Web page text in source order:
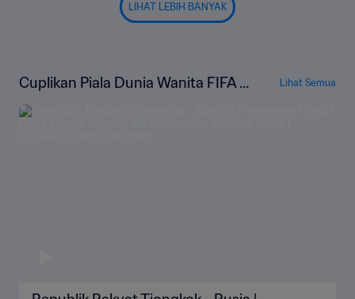
LIHAT LEBIH BANYAK
Cuplikan Piala Dunia Wanita FIFA A
merika Serikat 1999
Lihat Semua